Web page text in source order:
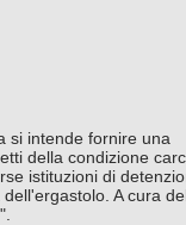
si intende fornire una
della condizione
istituzioni di
A cura